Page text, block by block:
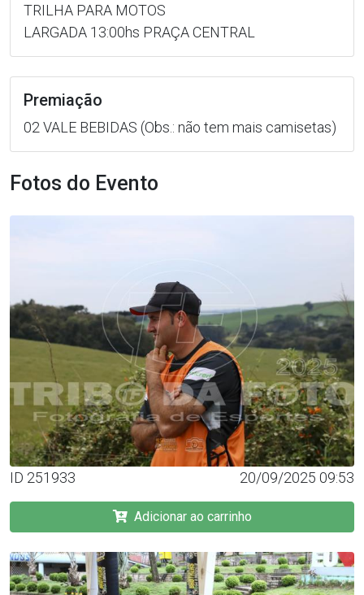
TRILHA PARA MOTOS
LARGADA 13:00hs PRAÇA CENTRAL
Premiação
02 VALE BEBIDAS (Obs.: não tem mais camisetas)
Fotos do Evento
ID 251933 20/09/2025 09:53
Adicionar ao carrinho